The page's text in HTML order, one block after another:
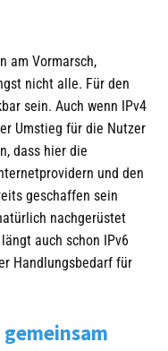
am Vormarsch,
nicht alle. Für den
sein. Auch wenn IPv4
Umstieg für die Nutzer
dass hier die
und den
geschaffen sein
nachgerüstet
auch schon IPv6
Handlungsbedarf für